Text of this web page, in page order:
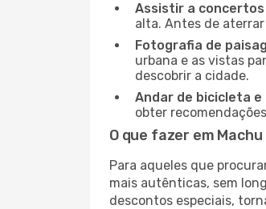
Assistir a
alta. Antes de
Fotografia de
urbana e as vistas
descobrir a cidade.
Andar de bicicleta
obter
O que fazer em
Para aqueles que
mais autênticas, sem
descontos especiais,